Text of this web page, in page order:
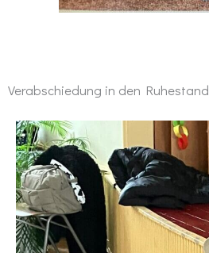
Verabschiedung in den Ruhestand